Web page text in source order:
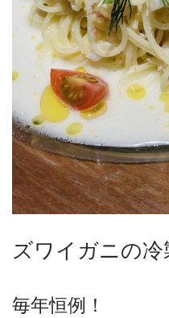
ズワイガニの
毎年恒例！